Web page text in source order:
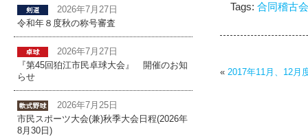
Tags: 合同稽古会
« 2017年11月、12
2026年7月27日
令和年８度秋の称号審査
2026年7月27日
『第45回狛江市民卓球大会』 開催のお知
らせ
2026年7月25日
市民スポーツ大会(兼)秋季大会日程(2026年
8月30日)